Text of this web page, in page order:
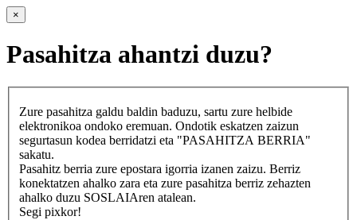
×
Pasahitza ahantzi duzu?
Zure pasahitza galdu baldin baduzu, sartu zure helbide
elektronikoa ondoko eremuan. Ondotik eskatzen zaizun
segurtasun kodea berridatzi eta "PASAHITZA BERRIA"
sakatu.
Pasahitz berria zure epostara igorria izanen zaizu. Berriz
konektatzen ahalko zara eta zure pasahitza berriz zehazten
ahalko duzu SOSLAIAren atalean.
Segi pixkor!